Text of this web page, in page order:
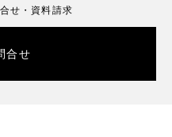
せ・資料請求
合せ